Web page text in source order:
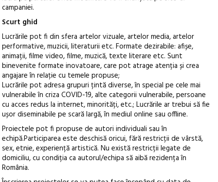
campaniei.
Scurt ghid
Lucrările pot fi din sfera artelor vizuale, artelor media, artelor
performative, muzicii, literaturii etc. Formate dezirabile: afișe,
animații, filme video, filme, muzică, texte literare etc. Sunt
binevenite formate inovatoare, care pot atrage atenția și crea
angajare în relație cu temele propuse;
Lucrările pot adresa grupuri țintă diverse, în special pe cele mai
vulnerabile în criza COVID-19, alte categorii vulnerabile, persoane
cu acces redus la internet, minorități, etc.; Lucrările ar trebui să fie
ușor diseminabile pe scară largă, în mediul online sau offline.
Proiectele pot fi propuse de autori individuali sau în
echipă.Participarea este deschisă oricui, fără restricții de vârstă,
sex, etnie, experiență artistică. Nu există restricții legate de
domiciliu, cu condiția ca autorul/echipa să aibă rezidența în
România.